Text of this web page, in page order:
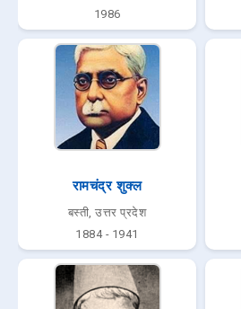
1986
रामचंद्र शुक्ल
बस्ती, उत्तर प्रदेश
1884 - 1941